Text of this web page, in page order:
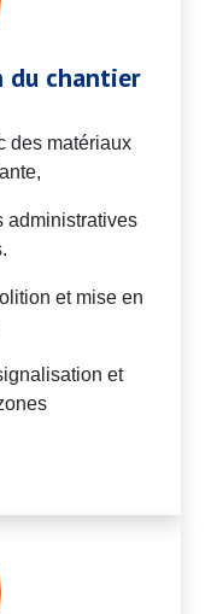
du chantier
des matériaux
administratives
et mise en
et